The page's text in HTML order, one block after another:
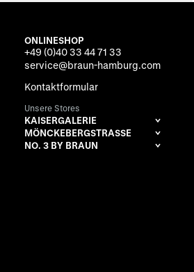
ONLINESHOP
+49 (0)40 33 44 71 33
service@braun-hamburg.com
Kontaktformular
Unsere Stores
KAISERGALERIE
MÖNCKEBERGSTRASSE
NO. 3 BY BRAUN